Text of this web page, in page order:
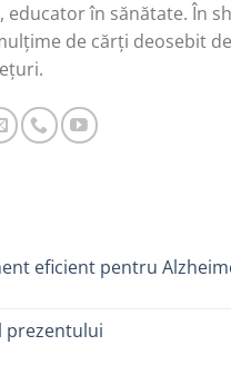
în sănătate. În
de cărți deosebit
eficient pentru
prezentului